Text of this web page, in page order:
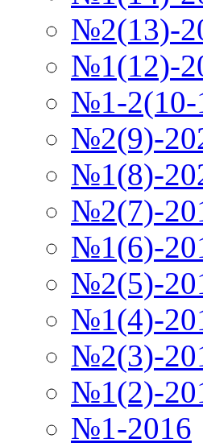
№2(13)-
№1(12)-
№1-2(10-
№2(9)-
№1(8)-
№2(7)-
№1(6)-
№2(5)-
№1(4)-
№2(3)-
№1(2)-
№1-2016